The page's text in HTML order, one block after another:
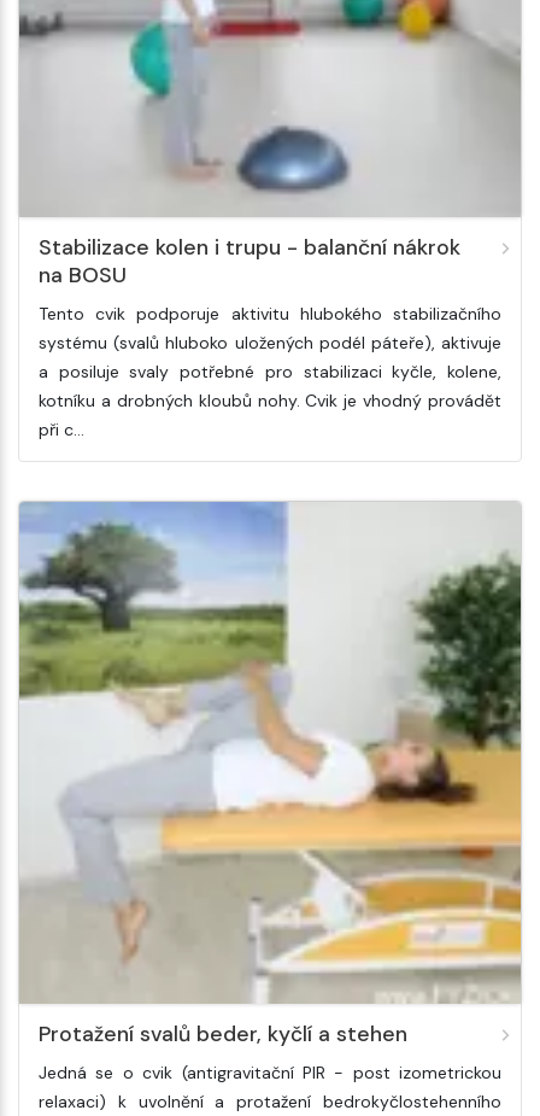
Stabilizace kolen i trupu - balanční nákrok
na BOSU
Tento cvik podporuje aktivitu hlubokého stabilizačního
systému (svalů hluboko uložených podél páteře), aktivuje
a posiluje svaly potřebné pro stabilizaci kyčle, kolene,
kotníku a drobných kloubů nohy. Cvik je vhodný provádět
při c…
Protažení svalů beder, kyčlí a stehen
Jedná se o cvik (antigravitační PIR - post izometrickou
relaxaci) k uvolnění a protažení bedrokyčlostehenního